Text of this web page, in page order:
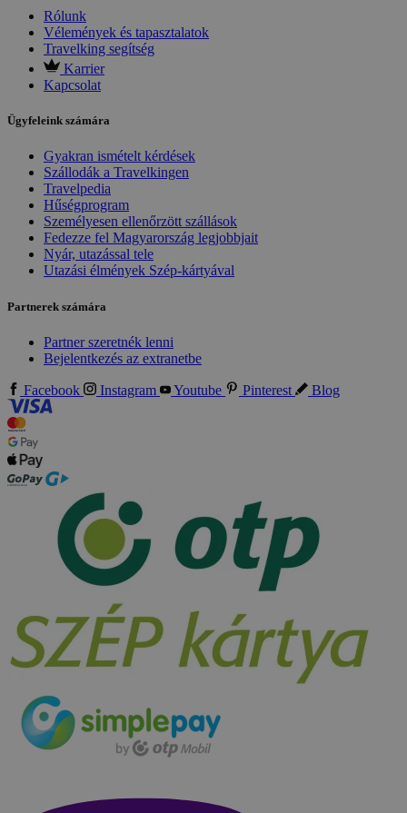
Rólunk
Vélemények és tapasztalatok
Travelking segítség
Karrier
Kapcsolat
Ügyfeleink számára
Gyakran ismételt kérdések
Szállodák a Travelkingen
Travelpedia
Hűségprogram
Személyesen ellenőrzött szállások
Fedezze fel Magyarország legjobbjait
Nyár, utazással tele
Utazási élmények Szép-kártyával
Partnerek számára
Partner szeretnék lenni
Bejelentkezés az extranetbe
Facebook Instagram Youtube Pinterest Blog